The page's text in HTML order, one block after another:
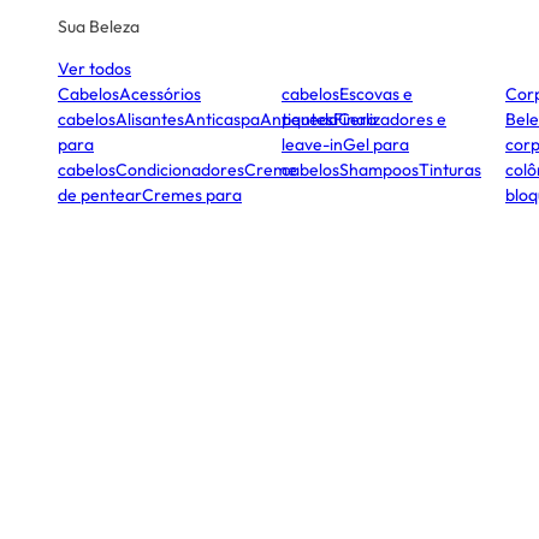
Sua Beleza
Ver todos
CabelosAcessórios
cabelosAlisantesAnticaspaAntiquedaCera
para
cabelosCondicionadoresCreme
de pentearCremes para
cabelosEscovas e
pentesFinalizadores e
leave-inGel para
cabelosShampoosTinturas